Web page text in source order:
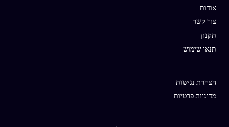
אודות
צור קשר
תקנון
תנאי שימוש
הצהרת נגישות
מדיניות פרטיות